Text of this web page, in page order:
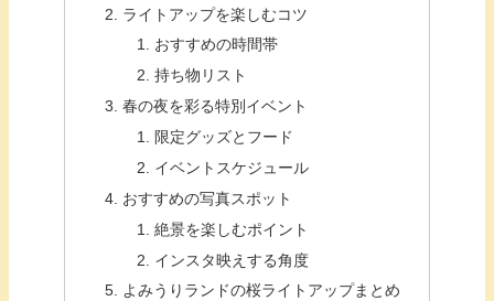
ライトアップを楽しむコツ
おすすめの時間帯
持ち物リスト
春の夜を彩る特別イベント
限定グッズとフード
イベントスケジュール
おすすめの写真スポット
絶景を楽しむポイント
インスタ映えする角度
よみうりランドの桜ライトアップまとめ